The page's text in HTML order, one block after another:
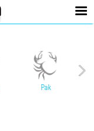
Рак